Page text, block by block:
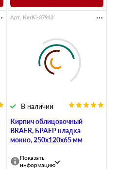
Кирпич облицовочный
BRAER, БРАЕР кладка
мокко, 250х120х65 мм
В наличии
Арт. KerKi-37943
Показать
информацию